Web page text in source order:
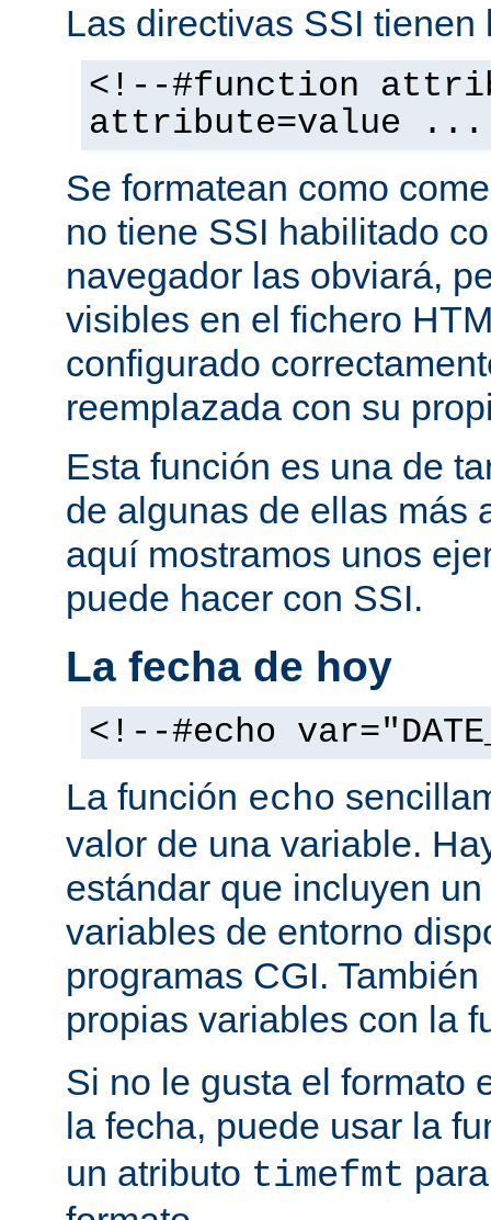
Las directivas SSI
<!--#function
attribute=value
Se formatean como
no tiene SSI habilitado
navegador las obviará,
visibles en el fichero
configurado
reemplazada con su
Esta función es una de
de algunas de ellas más
aquí mostramos unos
puede hacer con SSI.
La fecha de hoy
<!--#echo
La función echo
valor de una variable.
estándar que incluyen
variables de entorno
programas CGI.
propias variables con la
Si no le gusta el formato
la fecha, puede usar la
un atributo timefmt